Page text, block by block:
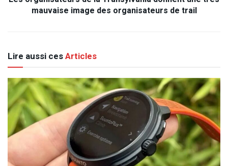
mauvaise image des organisateurs de trail
Lire aussi cesArticles